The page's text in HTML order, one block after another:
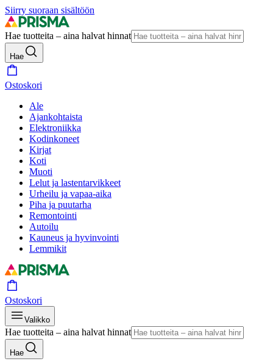
Siirry suoraan sisältöön
Hae tuotteita – aina halvat hinnat
Hae
Ostoskori
Ale
Ajankohtaista
Elektroniikka
Kodinkoneet
Kirjat
Koti
Muoti
Lelut ja lastentarvikkeet
Urheilu ja vapaa-aika
Piha ja puutarha
Remontointi
Autoilu
Kauneus ja hyvinvointi
Lemmikit
Ostoskori
Valikko
Hae tuotteita – aina halvat hinnat
Hae